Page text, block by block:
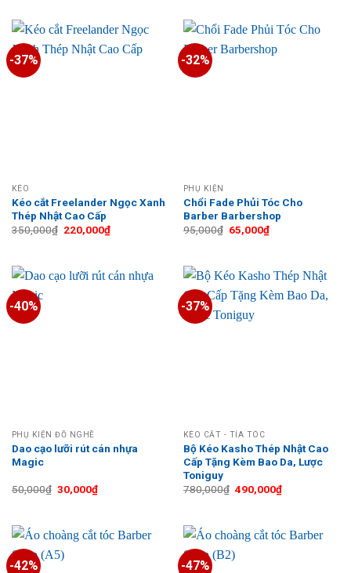
140,000₫.
50,000₫.
-37%
KÉO
Kéo cắt Freelander Ngọc Xanh
Thép Nhật Cao Cấp
350,000₫ Giá
220,000₫Giá
hiện
220,000₫.
-32%
PHỤ KIỆN
Chổi Fade Phủi Tóc Cho
Barber Barbershop
95,000₫ Giá
gốc
65,000₫Giá
hiện
65,000₫.
-40%
PHỤ KIỆN ĐỒ NGHỀ
Dao cạo lưỡi rút cán nhựa
Magic
50,000₫ Giá
gốc
30,000₫Giá
hiện
30,000₫.
-37%
KÉO CẮT - TỈA TÓC
Bộ Kéo Kasho Thép Nhật Cao
Cấp Tặng Kèm Bao Da, Lược
Toniguy
780,000₫ Giá
490,000₫Giá
hiện
490,000₫.
-42% -47%